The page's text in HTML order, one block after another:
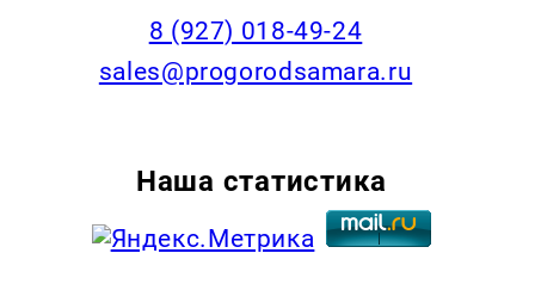
8 (927) 018-49-24
sales@progorodsamara.ru
Наша статистика